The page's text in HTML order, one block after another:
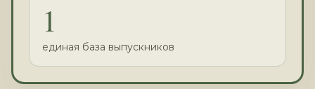
1
единая база выпускников